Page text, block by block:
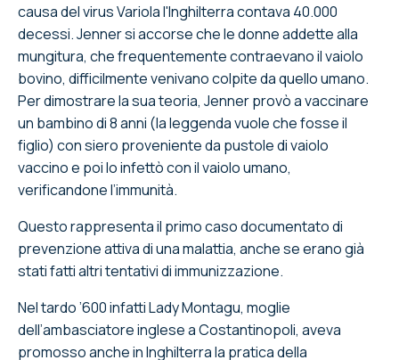
causa del virus Variola l'Inghilterra contava 40.000
decessi. Jenner si accorse che le donne addette alla
mungitura, che frequentemente contraevano il vaiolo
bovino, difficilmente venivano colpite da quello umano.
Per dimostrare la sua teoria, Jenner provò a vaccinare
un bambino di 8 anni (la leggenda vuole che fosse il
figlio) con siero proveniente da pustole di vaiolo
vaccino e poi lo infettò con il vaiolo umano,
verificandone l’immunità.
Questo rappresenta il primo caso documentato di
prevenzione attiva di una malattia, anche se erano già
stati fatti altri tentativi di immunizzazione.
Nel tardo ’600 infatti Lady Montagu, moglie
dell’ambasciatore inglese a Costantinopoli, aveva
promosso anche in Inghilterra la pratica della